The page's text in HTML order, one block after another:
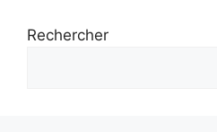
Rechercher